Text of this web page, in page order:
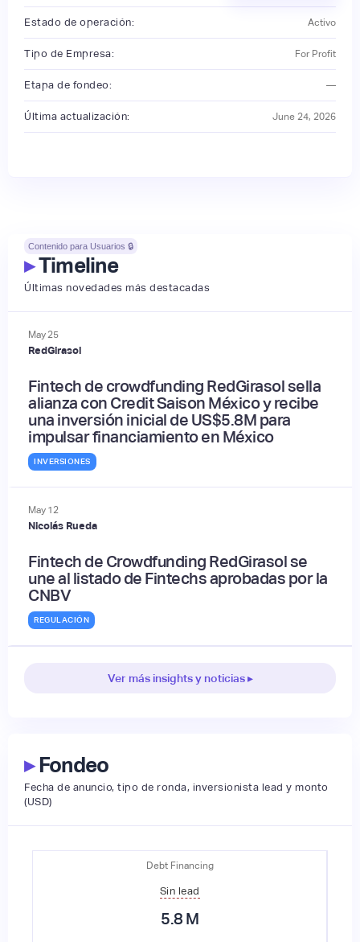
Estado de operación: Activo
Tipo de Empresa: For Profit
Etapa de fondeo: —
Última actualización: June 24, 2026
Contenido para Usuarios 🔒
▸Timeline
Últimas novedades más destacadas
May25
RedGirasol
Fintech de crowdfunding RedGirasol sella
alianza con Credit Saison México y recibe
una inversión inicial de US$5.8M para
impulsar financiamiento en México
INVERSIONES
May 12
Nicolás Rueda
Fintech de Crowdfunding RedGirasol se
une al listado de Fintechs aprobadas por la
CNBV
REGULACIÓN
Ver más insights y noticias ▸
▸Fondeo
Fecha de anuncio, tipo de ronda, inversionista lead y monto
(USD)
Debt Financing
Sin lead
5.8 M